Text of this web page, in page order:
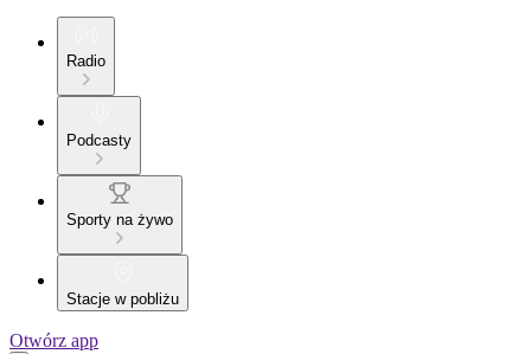
Radio
Podcasty
Sporty na żywo
Stacje w pobliżu
Otwórz app